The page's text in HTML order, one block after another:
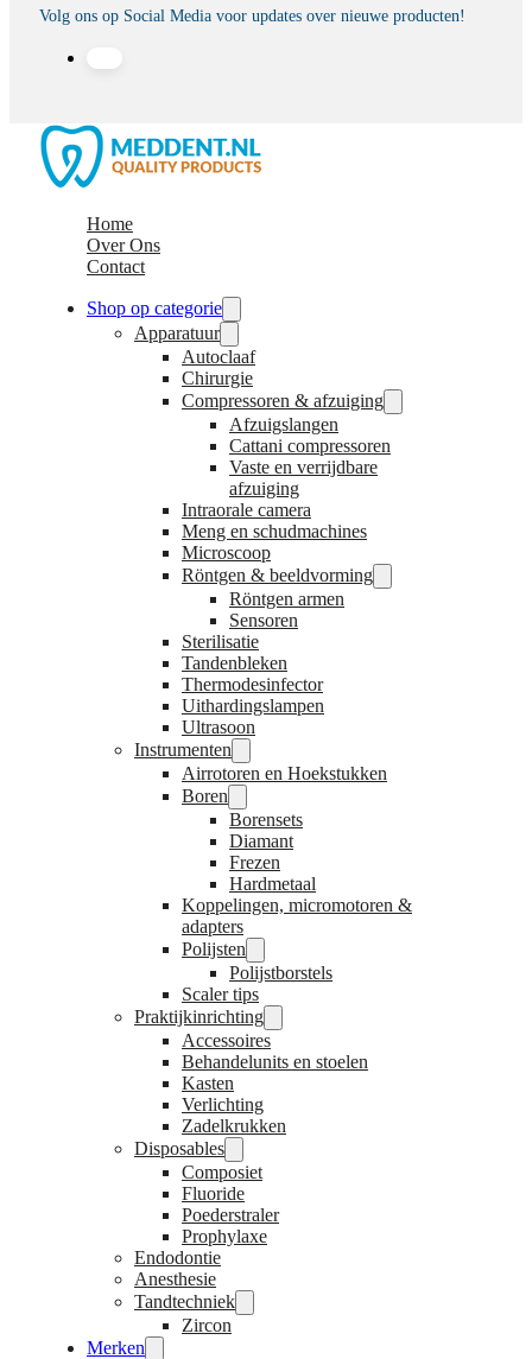
Volg ons op Social Media voor updates over nieuwe producten!
Home
Over Ons
Contact
Shop op categorie
Apparatuur
Autoclaaf
Chirurgie
Compressoren & afzuiging
Afzuigslangen
Cattani compressoren
Vaste en verrijdbare
afzuiging
Intraorale camera
Meng en schudmachines
Microscoop
Röntgen & beeldvorming
Röntgen armen
Sensoren
Sterilisatie
Tandenbleken
Thermodesinfector
Uithardingslampen
Ultrasoon
Instrumenten
Airrotoren en Hoekstukken
Boren
Borensets
Diamant
Frezen
Hardmetaal
Koppelingen, micromotoren &
adapters
Polijsten
Polijstborstels
Scaler tips
Praktijkinrichting
Accessoires
Behandelunits en stoelen
Kasten
Verlichting
Zadelkrukken
Disposables
Composiet
Fluoride
Poederstraler
Prophylaxe
Endodontie
Anesthesie
Tandtechniek
Zircon
Merken